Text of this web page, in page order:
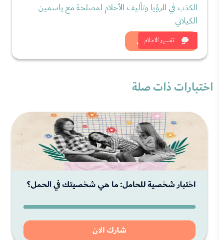
تفسير الاحلام
الكذب في الرؤيا وتأليف الأحلام لمصلحة مع ياسمين
الكيلاني
شاهد الان
اختبارات ذات صلة
اختبار شخصية للحامل: ما هي شخصيتك في الحمل؟
شارك الان